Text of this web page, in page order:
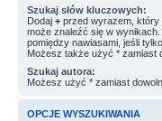
Szukaj słów kluczowych:
Dodaj + przed wyrazem, który
może znaleźć się w
pomiędzy nawiasami, jeśli
Możesz także użyć * zamiast
Szukaj autora:
Możesz użyć * zamiast
OPCJE WYSZUKIWANIA